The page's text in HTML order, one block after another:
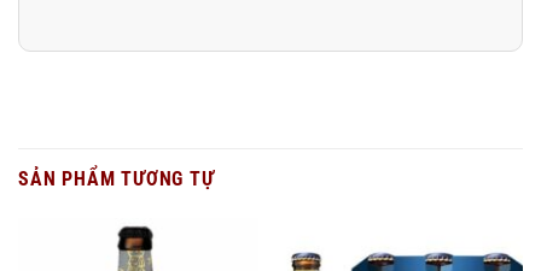
SẢN PHẨM TƯƠNG TỰ